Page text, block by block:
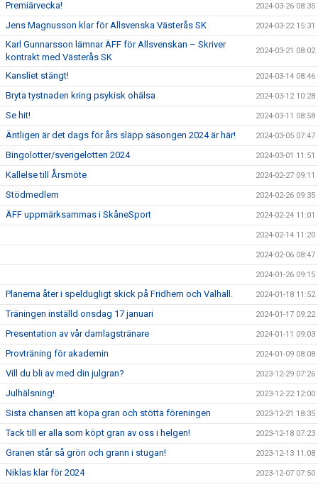
Premiärvecka! 2024-03-26 08:35
Jens Magnusson klar för Allsvenska Västerås SK 2024-03-22 15:31
Karl Gunnarsson lämnar ÄFF för Allsvenskan – Skriver
kontrakt med Västerås SK
2024-03-21 08:02
Kansliet stängt! 2024-03-14 08:46
Bryta tystnaden kring psykisk ohälsa 2024-03-12 10:28
Se hit! 2024-03-11 08:58
Äntligen är det dags för års släpp säsongen 2024 är här! 2024-03-05 07:47
Bingolotter/sverigelotten 2024 2024-03-01 11:51
Kallelse till Årsmöte 2024-02-27 09:11
Stödmedlem 2024-02-26 09:35
ÄFF uppmärksammas i SkåneSport 2024-02-24 11:01
2024-02-14 11:20
2024-02-06 08:47
2024-01-26 09:15
Planerna åter i speldugligt skick på Fridhem och Valhall. 2024-01-18 11:52
Träningen inställd onsdag 17 januari 2024-01-17 09:22
Presentation av vår damlagstränare 2024-01-11 09:03
Provträning för akademin 2024-01-09 08:08
Vill du bli av med din julgran? 2023-12-29 07:26
Julhälsning! 2023-12-22 12:00
Sista chansen att köpa gran och stötta föreningen 2023-12-21 18:35
Tack till er alla som köpt gran av oss i helgen! 2023-12-18 07:23
Granen står så grön och grann i stugan! 2023-12-13 11:08
Niklas klar för 2024 2023-12-07 07:50